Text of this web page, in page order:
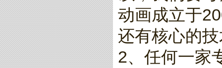
动画成立于
还有核心的
2、任何一家